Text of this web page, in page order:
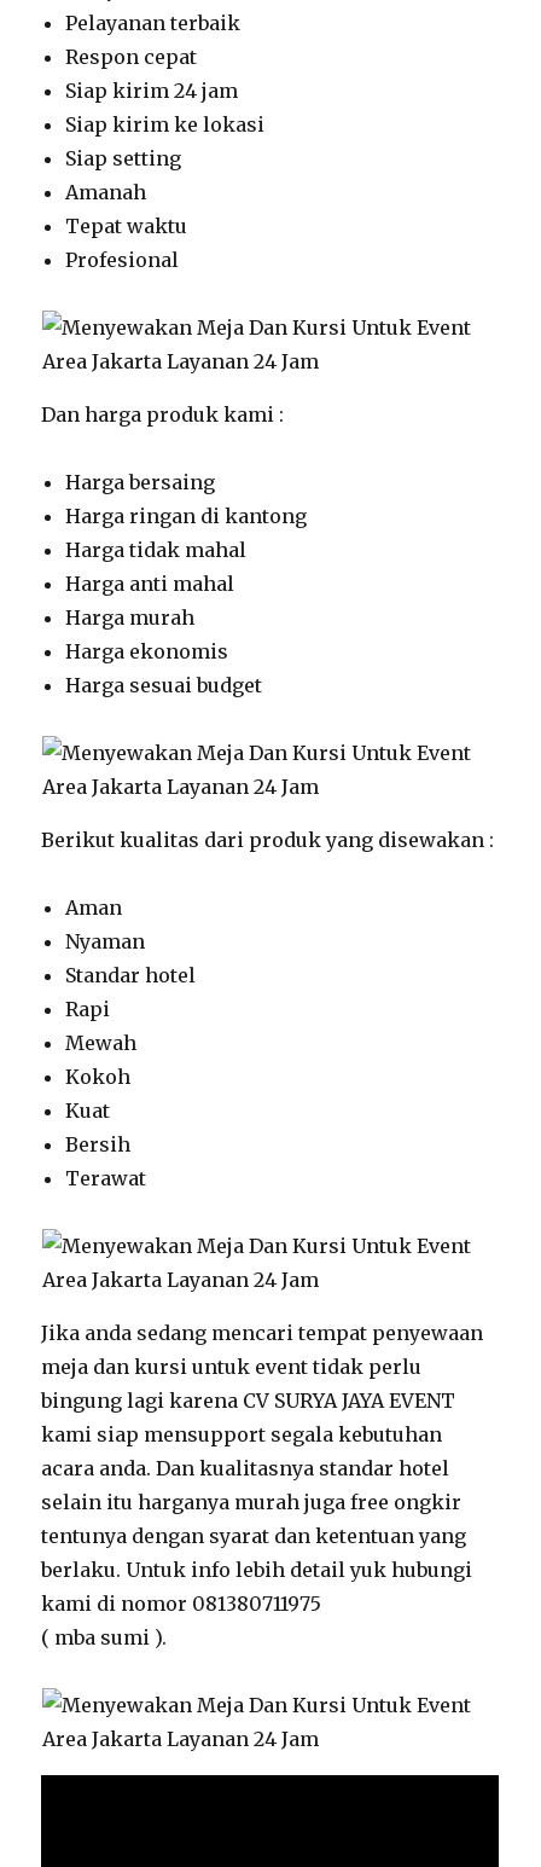
Pelayanan terbaik
Respon cepat
Siap kirim 24 jam
Siap kirim ke lokasi
Siap setting
Amanah
Tepat waktu
Profesional
Dan harga produk kami :
Harga bersaing
Harga ringan di kantong
Harga tidak mahal
Harga anti mahal
Harga murah
Harga ekonomis
Harga sesuai budget
Berikut kualitas dari produk yang disewakan :
Aman
Nyaman
Standar hotel
Rapi
Mewah
Kokoh
Kuat
Bersih
Terawat
Jika anda sedang mencari tempat penyewaan
meja dan kursi untuk event tidak perlu
bingung lagi karena CV SURYA JAYA EVENT
kami siap mensupport segala kebutuhan
acara anda. Dan kualitasnya standar hotel
selain itu harganya murah juga free ongkir
tentunya dengan syarat dan ketentuan yang
berlaku. Untuk info lebih detail yuk hubungi
kami di nomor 081380711975
( mba sumi ).